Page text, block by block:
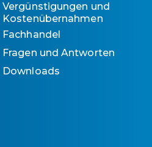
Vergünstigungen und
Kostenübernahmen
Fachhandel
Fragen und Antworten
Downloads